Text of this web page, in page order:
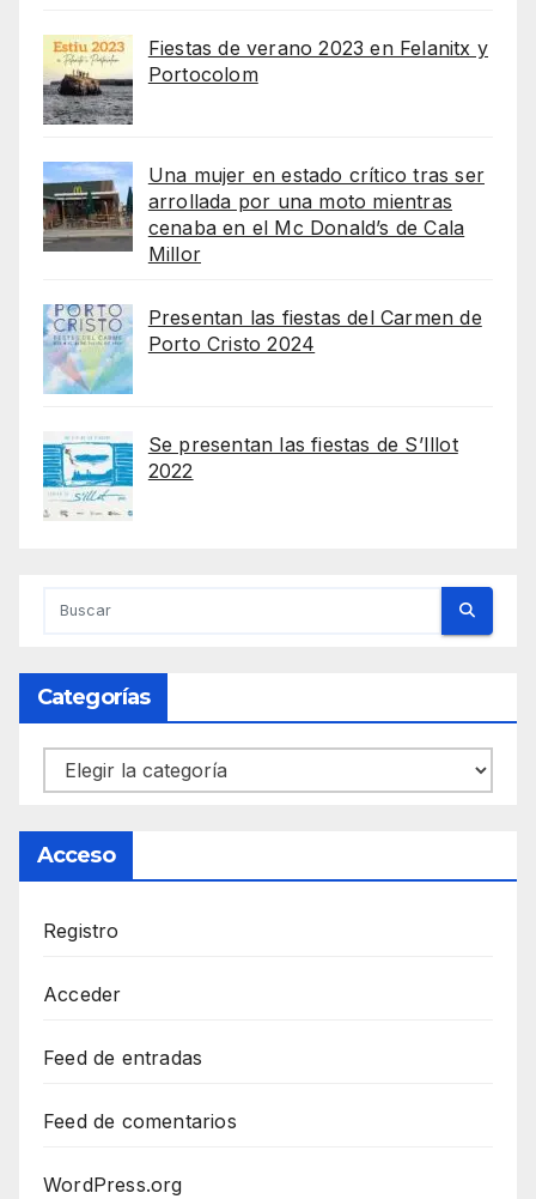
Fiestas de verano 2023 en Felanitx y
Portocolom
Una mujer en estado crítico tras ser
arrollada por una moto mientras
cenaba en el Mc Donald’s de Cala
Millor
Presentan las fiestas del Carmen de
Porto Cristo 2024
Se presentan las fiestas de S’Illot
2022
Categorías
Categorías
Acceso
Registro
Acceder
Feed de entradas
Feed de comentarios
WordPress.org